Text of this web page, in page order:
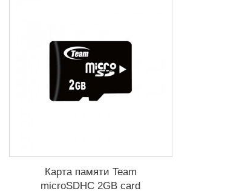
Карта памяти Team
microSDHC 2GB card